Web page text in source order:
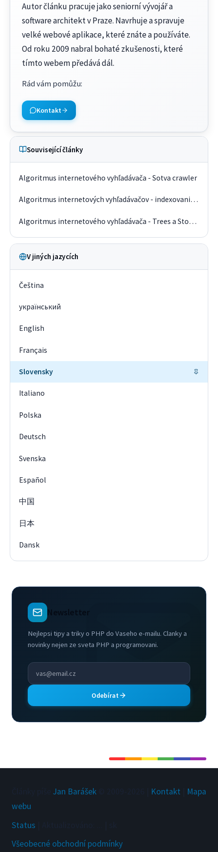
Autor článku pracuje jako seniorní vývojář a
software architekt v Praze. Navrhuje a spravuje
velké webové aplikace, které znáte a používáte.
Od roku 2009 nabral bohaté zkušenosti, které
tímto webem předává dál.
Rád vám pomůžu:
Kontakt
Související články
Algoritmus internetového vyhľadávača - Sotva crawler
Algoritmus internetových vyhľadávačov - indexovanie a kanonizácia
Algoritmus internetového vyhľadávača - Trees a StopLead
V jiných jazycích
Čeština
український
English
Français
Slovensky
Italiano
Polska
Deutsch
Svenska
Español
中国
日本
Dansk
Newsletter
Nejlepsi tipy a triky o PHP do Vaseho e-mailu. Clanky a
novinky nejen ze sveta PHP a programovani.
Odebírat
Jan Barášek Kontakt
Mapa
webu
Status
Všeobecné obchodní podmínky